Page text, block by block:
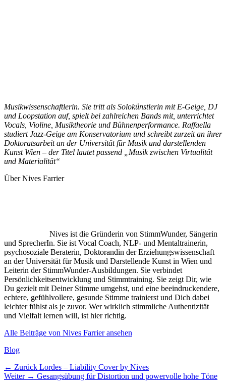
Musikwissenschaftlerin. Sie tritt als Solokünstlerin mit E-Geige, DJ
und Loopstation auf, spielt bei zahlreichen Bands mit, unterrichtet
Vocals, Violine, Musiktheorie und Bühnenperformance. Raffaella
studiert Jazz-Geige am Konservatorium und schreibt zurzeit an ihrer
Doktoratsarbeit an der Universität für Musik und darstellenden
Kunst Wien – der Titel lautet passend „Musik zwischen Virtualität
und Materialität“
Über Nives Farrier
Nives ist die Gründerin von StimmWunder, Sängerin
und SprecherIn. Sie ist Vocal Coach, NLP- und Mentaltrainerin,
psychosoziale Beraterin, Doktorandin der Erziehungswissenschaft
an der Universität für Musik und Darstellende Kunst in Wien und
Leiterin der StimmWunder-Ausbildungen. Sie verbindet
Persönlichkeitsentwicklung und Stimmtraining. Sie zeigt Dir, wie
Du gezielt mit Deiner Stimme umgehst, und eine beeindruckendere,
echtere, gefühlvollere, gesunde Stimme trainierst und Dich dabei
leichter fühlst als je zuvor. Wer wirklich stimmliche Authentizität
und Vielfalt lernen will, ist hier richtig.
Alle Beiträge von Nives Farrier ansehen
Kategorien
Blog
Beitragsnavigation
← Zurück Vorheriger
Beitrag:
Lordes – Liability Cover by Nives
Weiter → Nächster
Gesangsübung für Distortion und powervolle hohe Töne